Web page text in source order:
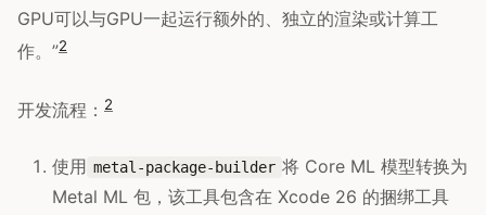
GPU可以与GPU一起运行额外的、独立的渲染或计算工
作。”2
开发流程： 2
使用 metal-package-builder 将 Core ML 模型转换为
Metal ML 包，该工具包含在 Xcode 26 的捆绑工具